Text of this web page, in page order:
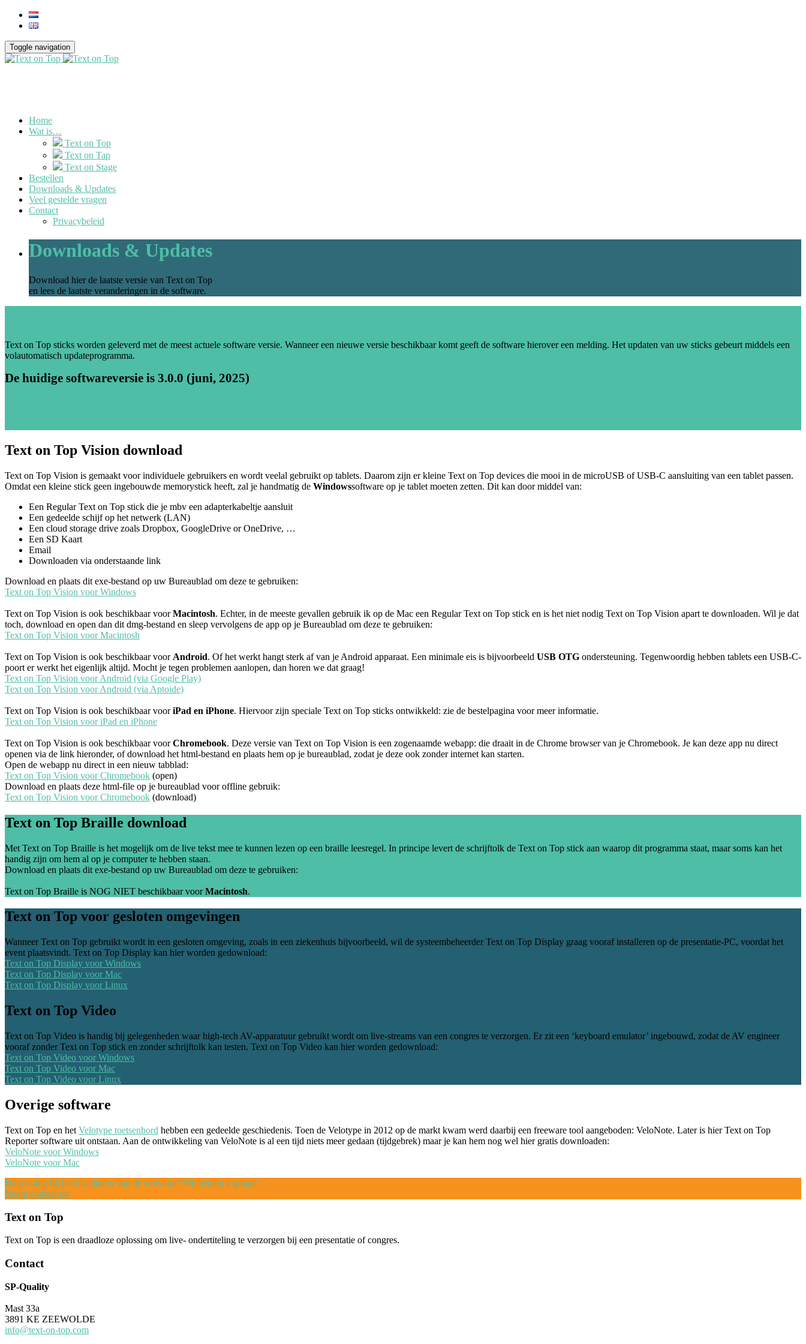
Toggle navigation
Home
Wat is…
Text on Top
Text on Tap
Text on Stage
Bestellen
Downloads & Updates
Veel gestelde vragen
Contact
Privacybeleid
Downloads & Updates
Download hier de laatste versie van Text on Top
en lees de laatste veranderingen in de software.
Text on Top sticks worden geleverd met de meest actuele software versie. Wanneer een nieuwe versie beschikbaar komt geeft de software hierover een melding. Het updaten van uw sticks gebeurt middels een
volautomatisch updateprogramma.
De huidige softwareversie is 3.0.0 (juni, 2025)
Text on Top Vision download
Text on Top Vision is gemaakt voor individuele gebruikers en wordt veelal gebruikt op tablets. Daarom zijn er kleine Text on Top devices die mooi in de microUSB of USB-C aansluiting van een tablet passen.
Omdat een kleine stick geen ingebouwde memorystick heeft, zal je handmatig de Windowssoftware op je tablet moeten zetten. Dit kan door middel van:
Een Regular Text on Top stick die je mbv een adapterkabeltje aansluit
Een gedeelde schijf op het netwerk (LAN)
Een cloud storage drive zoals Dropbox, GoogleDrive or OneDrive, …
Een SD Kaart
Email
Downloaden via onderstaande link
Download en plaats dit exe-bestand op uw Bureaublad om deze te gebruiken:
Text on Top Vision voor Windows
Text on Top Vision is ook beschikbaar voorMacintosh. Echter, in de meeste gevallen gebruik ik op de Mac een Regular Text on Top stick en is het niet nodig Text on Top Vision apart te downloaden. Wil je dat
toch, download en open dan dit dmg-bestand en sleep vervolgens de app op je Bureaublad om deze te gebruiken:
Text on Top Vision voor Macintosh
Text on Top Vision is ook beschikbaar voor Android. Of het werkt hangt sterk af van je Android apparaat. Een minimale eis is bijvoorbeeld USB OTG ondersteuning. Tegenwoordig hebben tablets een USB-C-
poort er werkt het eigenlijk altijd. Mocht je tegen problemen aanlopen, dan horen we dat graag!
Text on Top Vision voor Android (via Google Play)
Text on Top Vision voor Android (via Aptoide)
Text on Top Vision is ook beschikbaar vooriPad en iPhone. Hiervoor zijn speciale Text on Top sticks ontwikkeld: zie de bestelpagina voor meer informatie.
Text on Top Vision voor iPad en iPhone
Text on Top Vision is ook beschikbaar voorChromebook. Deze versie van Text on Top Vision is een zogenaamde webapp: die draait in de Chrome browser van je Chromebook. Je kan deze app nu direct
openen via de link hieronder, of download het html-bestand en plaats hem op je bureaublad, zodat je deze ook zonder internet kan starten.
Open de webapp nu direct in een nieuw tabblad:
Text on Top Vision voor Chromebook (open)
Download en plaats deze html-file op je bureaublad voor offline gebruik:
Text on Top Vision voor Chromebook (download)
Text on Top Braille download
Met Text on Top Braille is het mogelijk om de live tekst mee te kunnen lezen op een braille leesregel. In principe levert de schrijftolk de Text on Top stick aan waarop dit programma staat, maar soms kan het
handig zijn om hem al op je computer te hebben staan.
Download en plaats dit exe-bestand op uw Bureaublad om deze te gebruiken:
Text on Top Braille is NOG NIET beschikbaar voorMacintosh.
Text on Top voor gesloten omgevingen
Wanneer Text on Top gebruikt wordt in een gesloten omgeving, zoals in een ziekenhuis bijvoorbeeld, wil de systeembeheerder Text on Top Display graag vooraf installeren op de presentatie-PC, voordat het
event plaatsvindt. Text on Top Display kan hier worden gedownload:
Text on Top Display voor Windows
Text on Top Display voor Mac
Text on Top Display voor Linux
Text on Top Video
Text on Top Video is handig bij gelegenheden waar high-tech AV-apparatuur gebruikt wordt om live-streams van een congres te verzorgen. Er zit een ‘keyboard emulator’ ingebouwd, zodat de AV engineer
vooraf zonder Text on Top stick en zonder schrijftolk kan testen. Text on Top Video kan hier worden gedownload:
Text on Top Video voor Windows
Text on Top Video voor Mac
Text on Top Video voor Linux
Overige software
Text on Top en het Velotype toetsenbord hebben een gedeelde geschiedenis. Toen de Velotype in 2012 op de markt kwam werd daarbij een freeware tool aangeboden: VeloNote. Later is hier Text on Top
Reporter software uit ontstaan. Aan de ontwikkeling van VeloNote is al een tijd niets meer gedaan (tijdgebrek) maar je kan hem nog wel hier gratis downloaden:
VeloNote voor Windows
VeloNote voor Mac
Help nodig bij het installeren van de software? Wij helpen u graag!
Neem contact op
Text on Top
Text on Top is een draadloze oplossing om live- ondertiteling te verzorgen bij een presentatie of congres.
Contact
SP-Quality
Mast 33a
3891 KE ZEEWOLDE
info@text-on-top.com